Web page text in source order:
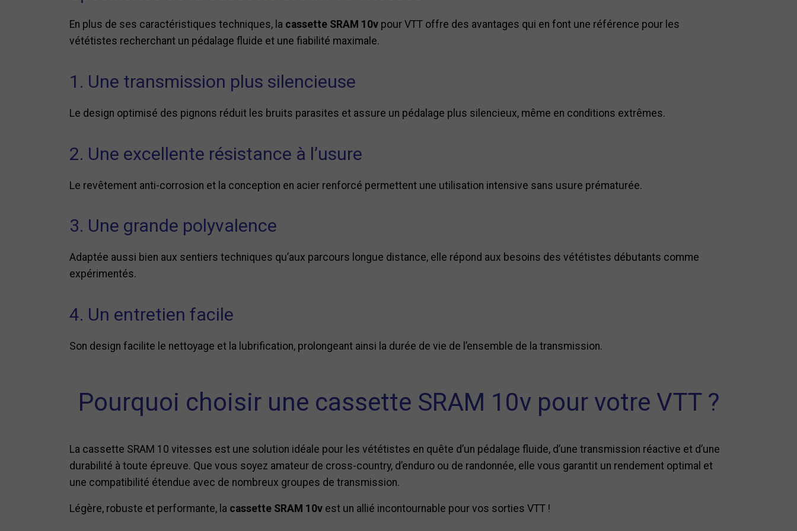
En plus de ses caractéristiques techniques, la cassette SRAM 10v pour VTT offre des avantages qui en font une référence pour les
vététistes recherchant un pédalage fluide et une fiabilité maximale.
1. Une transmission plus silencieuse
Le design optimisé des pignons réduit les bruits parasites et assure un pédalage plus silencieux, même en conditions extrêmes.
2. Une excellente résistance à l’usure
Le revêtement anti-corrosion et la conception en acier renforcé permettent une utilisation intensive sans usure prématurée.
3. Une grande polyvalence
Adaptée aussi bien aux sentiers techniques qu’aux parcours longue distance, elle répond aux besoins des vététistes débutants comme
expérimentés.
4. Un entretien facile
Son design facilite le nettoyage et la lubrification, prolongeant ainsi la durée de vie de l’ensemble de la transmission.
Pourquoi choisir une cassette SRAM 10v pour votre VTT ?
La cassette SRAM 10 vitesses est une solution idéale pour les vététistes en quête d’un pédalage fluide, d’une transmission réactive et d’une
durabilité à toute épreuve. Que vous soyez amateur de cross-country, d’enduro ou de randonnée, elle vous garantit un rendement optimal et
une compatibilité étendue avec de nombreux groupes de transmission.
Légère, robuste et performante, la cassette SRAM 10v est un allié incontournable pour vos sorties VTT !